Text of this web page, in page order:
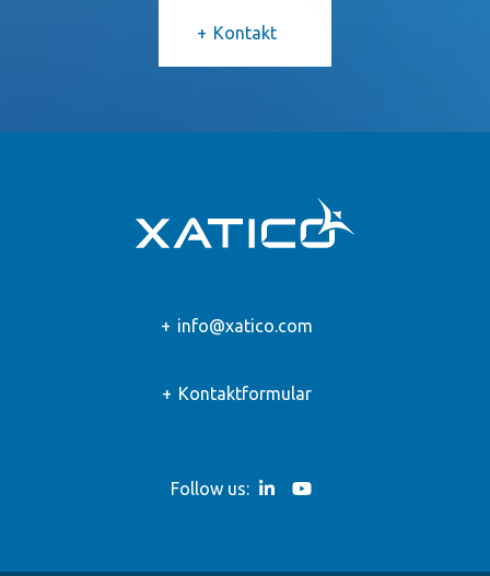
Kontakt
info@xatico.com
Kontaktformular
Follow us: